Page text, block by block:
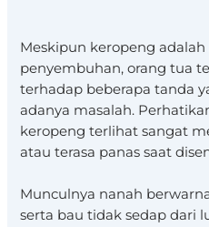
Meskipun keropeng
penyembuhan, orang tua
terhadap beberapa tanda
adanya masalah.
keropeng terlihat sangat
atau terasa panas saat
Munculnya nanah
serta bau tidak sedap dari